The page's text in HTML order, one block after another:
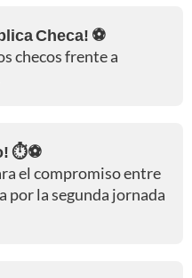
Checa! ⚽
checos frente a
⏱️⚽
el compromiso entre
por la segunda jornada